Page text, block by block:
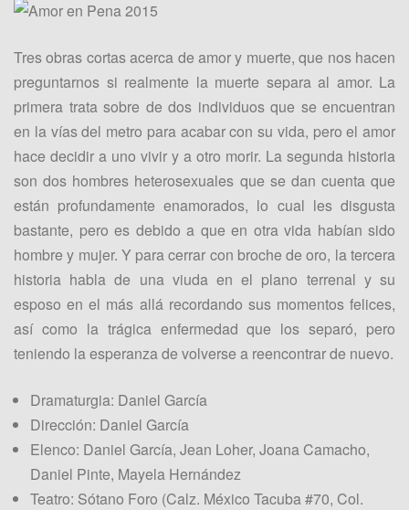
Tres obras cortas acerca de amor y muerte, que nos hacen
preguntarnos si realmente la muerte separa al amor. La
primera trata sobre de dos individuos que se encuentran
en la vías del metro para acabar con su vida, pero el amor
hace decidir a uno vivir y a otro morir. La segunda historia
son dos hombres heterosexuales que se dan cuenta que
están profundamente enamorados, lo cual les disgusta
bastante, pero es debido a que en otra vida habían sido
hombre y mujer. Y para cerrar con broche de oro, la tercera
historia habla de una viuda en el plano terrenal y su
esposo en el más allá recordando sus momentos felices,
así como la trágica enfermedad que los separó, pero
teniendo la esperanza de volverse a reencontrar de nuevo.
Dramaturgia: Daniel García
Dirección: Daniel García
Elenco: Daniel García, Jean Loher, Joana Camacho,
Daniel Pinte, Mayela Hernández
Teatro: Sótano Foro (Calz. México Tacuba #70, Col.